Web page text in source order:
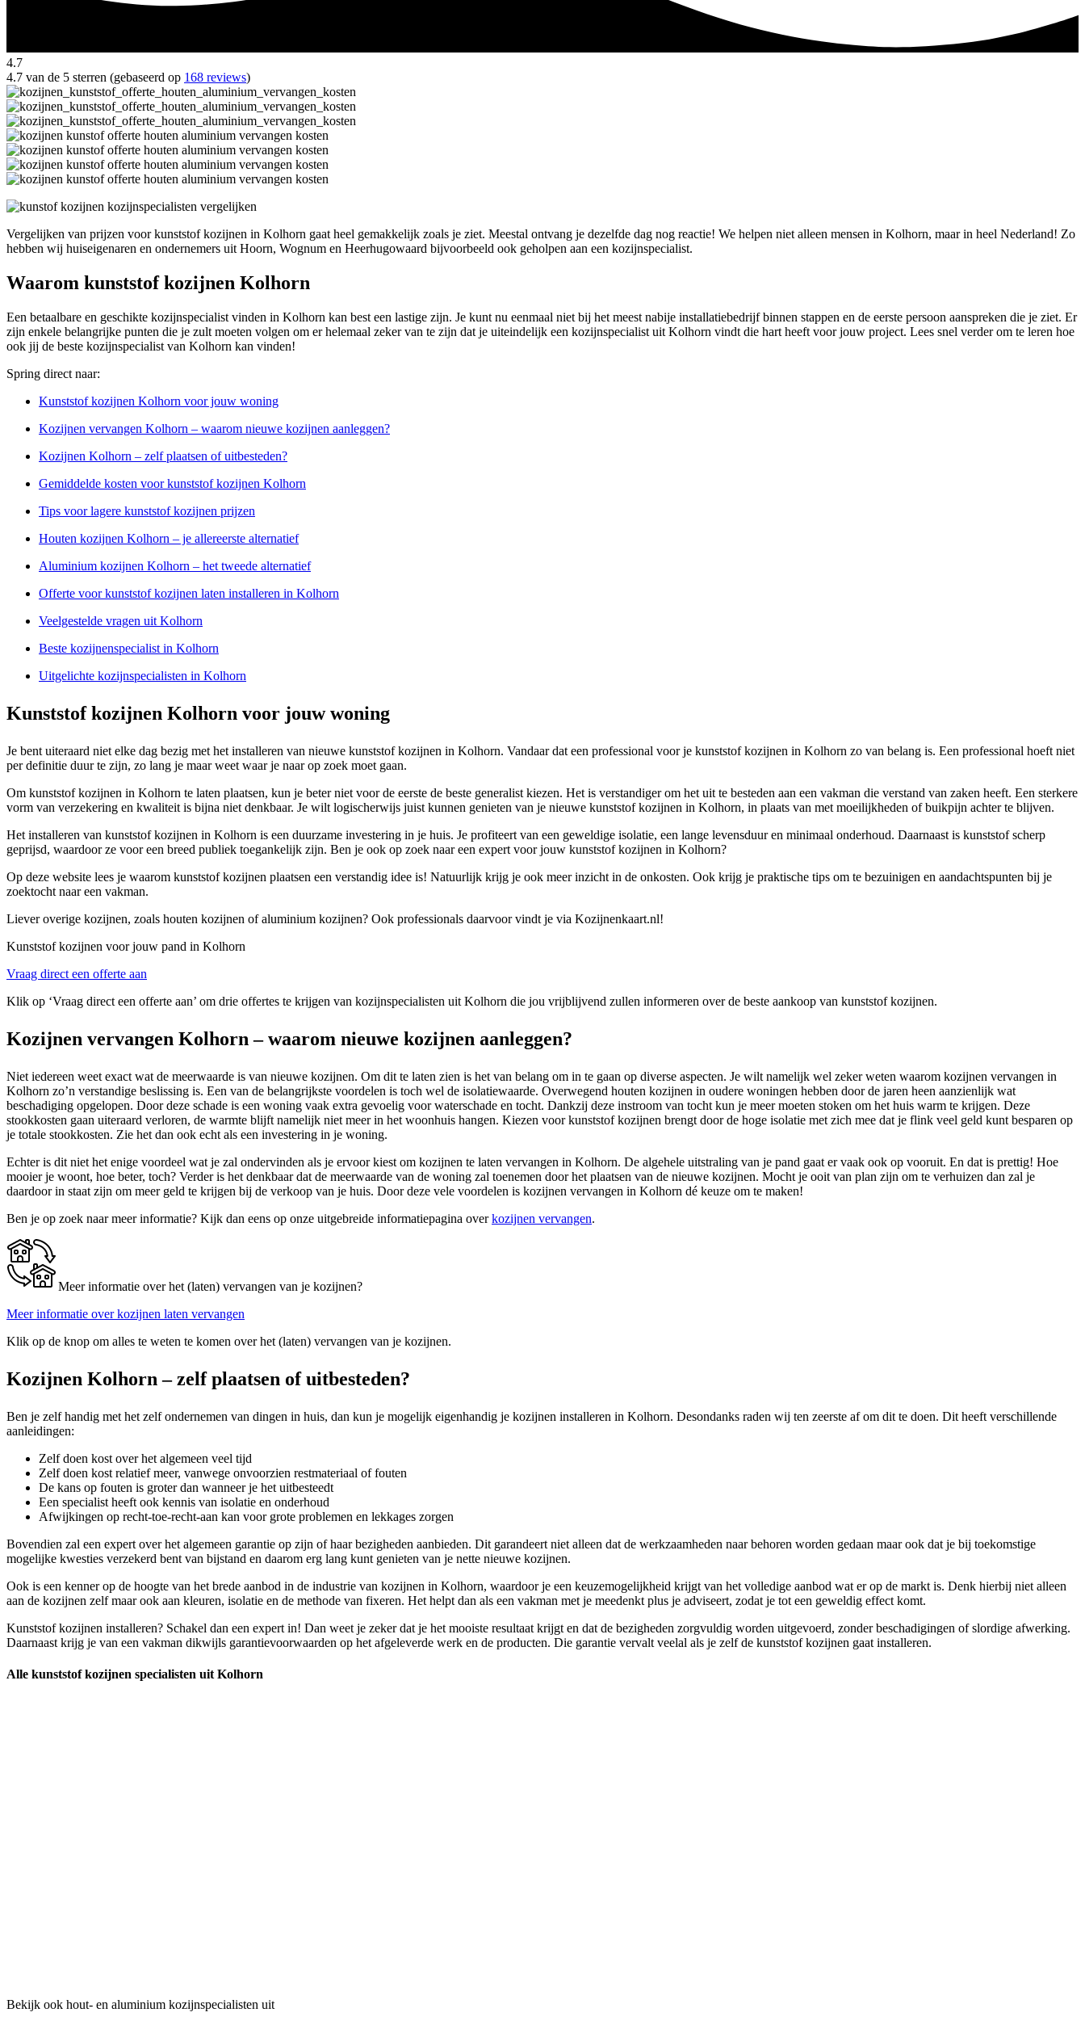
4.7
4.7 van de 5 sterren (gebaseerd op 168 reviews)
Vergelijken van prijzen voor kunststof kozijnen in Kolhorn gaat heel gemakkelijk zoals je ziet. Meestal ontvang je dezelfde dag nog reactie! We helpen niet alleen mensen in Kolhorn, maar in heel Nederland! Zo
hebben wij huiseigenaren en ondernemers uit Hoorn, Wognum en Heerhugowaard bijvoorbeeld ook geholpen aan een kozijnspecialist.
Waarom kunststof kozijnen Kolhorn
Een betaalbare en geschikte kozijnspecialist vinden in Kolhorn kan best een lastige zijn. Je kunt nu eenmaal niet bij het meest nabije installatiebedrijf binnen stappen en de eerste persoon aanspreken die je ziet. Er
zijn enkele belangrijke punten die je zult moeten volgen om er helemaal zeker van te zijn dat je uiteindelijk een kozijnspecialist uit Kolhorn vindt die hart heeft voor jouw project. Lees snel verder om te leren hoe
ook jij de beste kozijnspecialist van Kolhorn kan vinden!
Spring direct naar:
Kunststof kozijnen Kolhorn voor jouw woning
Kozijnen vervangen Kolhorn – waarom nieuwe kozijnen aanleggen?
Kozijnen Kolhorn – zelf plaatsen of uitbesteden?
Gemiddelde kosten voor kunststof kozijnen Kolhorn
Tips voor lagere kunststof kozijnen prijzen
Houten kozijnen Kolhorn – je allereerste alternatief
Aluminium kozijnen Kolhorn – het tweede alternatief
Offerte voor kunststof kozijnen laten installeren in Kolhorn
Veelgestelde vragen uit Kolhorn
Beste kozijnenspecialist in Kolhorn
Uitgelichte kozijnspecialisten in Kolhorn
Kunststof kozijnen Kolhorn voor jouw woning
Je bent uiteraard niet elke dag bezig met het installeren van nieuwe kunststof kozijnen in Kolhorn. Vandaar dat een professional voor je kunststof kozijnen in Kolhorn zo van belang is. Een professional hoeft niet
per definitie duur te zijn, zo lang je maar weet waar je naar op zoek moet gaan.
Om kunststof kozijnen in Kolhorn te laten plaatsen, kun je beter niet voor de eerste de beste generalist kiezen. Het is verstandiger om het uit te besteden aan een vakman die verstand van zaken heeft. Een sterkere
vorm van verzekering en kwaliteit is bijna niet denkbaar. Je wilt logischerwijs juist kunnen genieten van je nieuwe kunststof kozijnen in Kolhorn, in plaats van met moeilijkheden of buikpijn achter te blijven.
Het installeren van kunststof kozijnen in Kolhorn is een duurzame investering in je huis. Je profiteert van een geweldige isolatie, een lange levensduur en minimaal onderhoud. Daarnaast is kunststof scherp
geprijsd, waardoor ze voor een breed publiek toegankelijk zijn. Ben je ook op zoek naar een expert voor jouw kunststof kozijnen in Kolhorn?
Op deze website lees je waarom kunststof kozijnen plaatsen een verstandig idee is! Natuurlijk krijg je ook meer inzicht in de onkosten. Ook krijg je praktische tips om te bezuinigen en aandachtspunten bij je
zoektocht naar een vakman.
Liever overige kozijnen, zoals houten kozijnen of aluminium kozijnen? Ook professionals daarvoor vindt je via Kozijnenkaart.nl!
Kunststof kozijnen voor jouw pand in Kolhorn
Vraag direct een offerte aan
Klik op ‘Vraag direct een offerte aan’ om drie offertes te krijgen van kozijnspecialisten uit Kolhorn die jou vrijblijvend zullen informeren over de beste aankoop van kunststof kozijnen.
Kozijnen vervangen Kolhorn – waarom nieuwe kozijnen aanleggen?
Niet iedereen weet exact wat de meerwaarde is van nieuwe kozijnen. Om dit te laten zien is het van belang om in te gaan op diverse aspecten. Je wilt namelijk wel zeker weten waarom kozijnen vervangen in
Kolhorn zo’n verstandige beslissing is. Een van de belangrijkste voordelen is toch wel de isolatiewaarde. Overwegend houten kozijnen in oudere woningen hebben door de jaren heen aanzienlijk wat
beschadiging opgelopen. Door deze schade is een woning vaak extra gevoelig voor waterschade en tocht. Dankzij deze instroom van tocht kun je meer moeten stoken om het huis warm te krijgen. Deze
stookkosten gaan uiteraard verloren, de warmte blijft namelijk niet meer in het woonhuis hangen. Kiezen voor kunststof kozijnen brengt door de hoge isolatie met zich mee dat je flink veel geld kunt besparen op
je totale stookkosten. Zie het dan ook echt als een investering in je woning.
Echter is dit niet het enige voordeel wat je zal ondervinden als je ervoor kiest om kozijnen te laten vervangen in Kolhorn. De algehele uitstraling van je pand gaat er vaak ook op vooruit. En dat is prettig! Hoe
mooier je woont, hoe beter, toch? Verder is het denkbaar dat de meerwaarde van de woning zal toenemen door het plaatsen van de nieuwe kozijnen. Mocht je ooit van plan zijn om te verhuizen dan zal je
daardoor in staat zijn om meer geld te krijgen bij de verkoop van je huis. Door deze vele voordelen is kozijnen vervangen in Kolhorn dé keuze om te maken!
Ben je op zoek naar meer informatie? Kijk dan eens op onze uitgebreide informatiepagina overkozijnen vervangen.
Meer informatie over het (laten) vervangen van je kozijnen?
Meer informatie over kozijnen laten vervangen
Klik op de knop om alles te weten te komen over het (laten) vervangen van je kozijnen.
Kozijnen Kolhorn – zelf plaatsen of uitbesteden?
Ben je zelf handig met het zelf ondernemen van dingen in huis, dan kun je mogelijk eigenhandig je kozijnen installeren in Kolhorn. Desondanks raden wij ten zeerste af om dit te doen. Dit heeft verschillende
aanleidingen:
Zelf doen kost over het algemeen veel tijd
Zelf doen kost relatief meer, vanwege onvoorzien restmateriaal of fouten
De kans op fouten is groter dan wanneer je het uitbesteedt
Een specialist heeft ook kennis van isolatie en onderhoud
Afwijkingen op recht-toe-recht-aan kan voor grote problemen en lekkages zorgen
Bovendien zal een expert over het algemeen garantie op zijn of haar bezigheden aanbieden. Dit garandeert niet alleen dat de werkzaamheden naar behoren worden gedaan maar ook dat je bij toekomstige
mogelijke kwesties verzekerd bent van bijstand en daarom erg lang kunt genieten van je nette nieuwe kozijnen.
Ook is een kenner op de hoogte van het brede aanbod in de industrie van kozijnen in Kolhorn, waardoor je een keuzemogelijkheid krijgt van het volledige aanbod wat er op de markt is. Denk hierbij niet alleen
aan de kozijnen zelf maar ook aan kleuren, isolatie en de methode van fixeren. Het helpt dan als een vakman met je meedenkt plus je adviseert, zodat je tot een geweldig effect komt.
Kunststof kozijnen installeren? Schakel dan een expert in! Dan weet je zeker dat je het mooiste resultaat krijgt en dat de bezigheden zorgvuldig worden uitgevoerd, zonder beschadigingen of slordige afwerking.
Daarnaast krijg je van een vakman dikwijls garantievoorwaarden op het afgeleverde werk en de producten. Die garantie vervalt veelal als je zelf de kunststof kozijnen gaat installeren.
Alle kunststof kozijnen specialisten uit Kolhorn
Bekijk ook hout- en aluminium kozijnspecialisten uit